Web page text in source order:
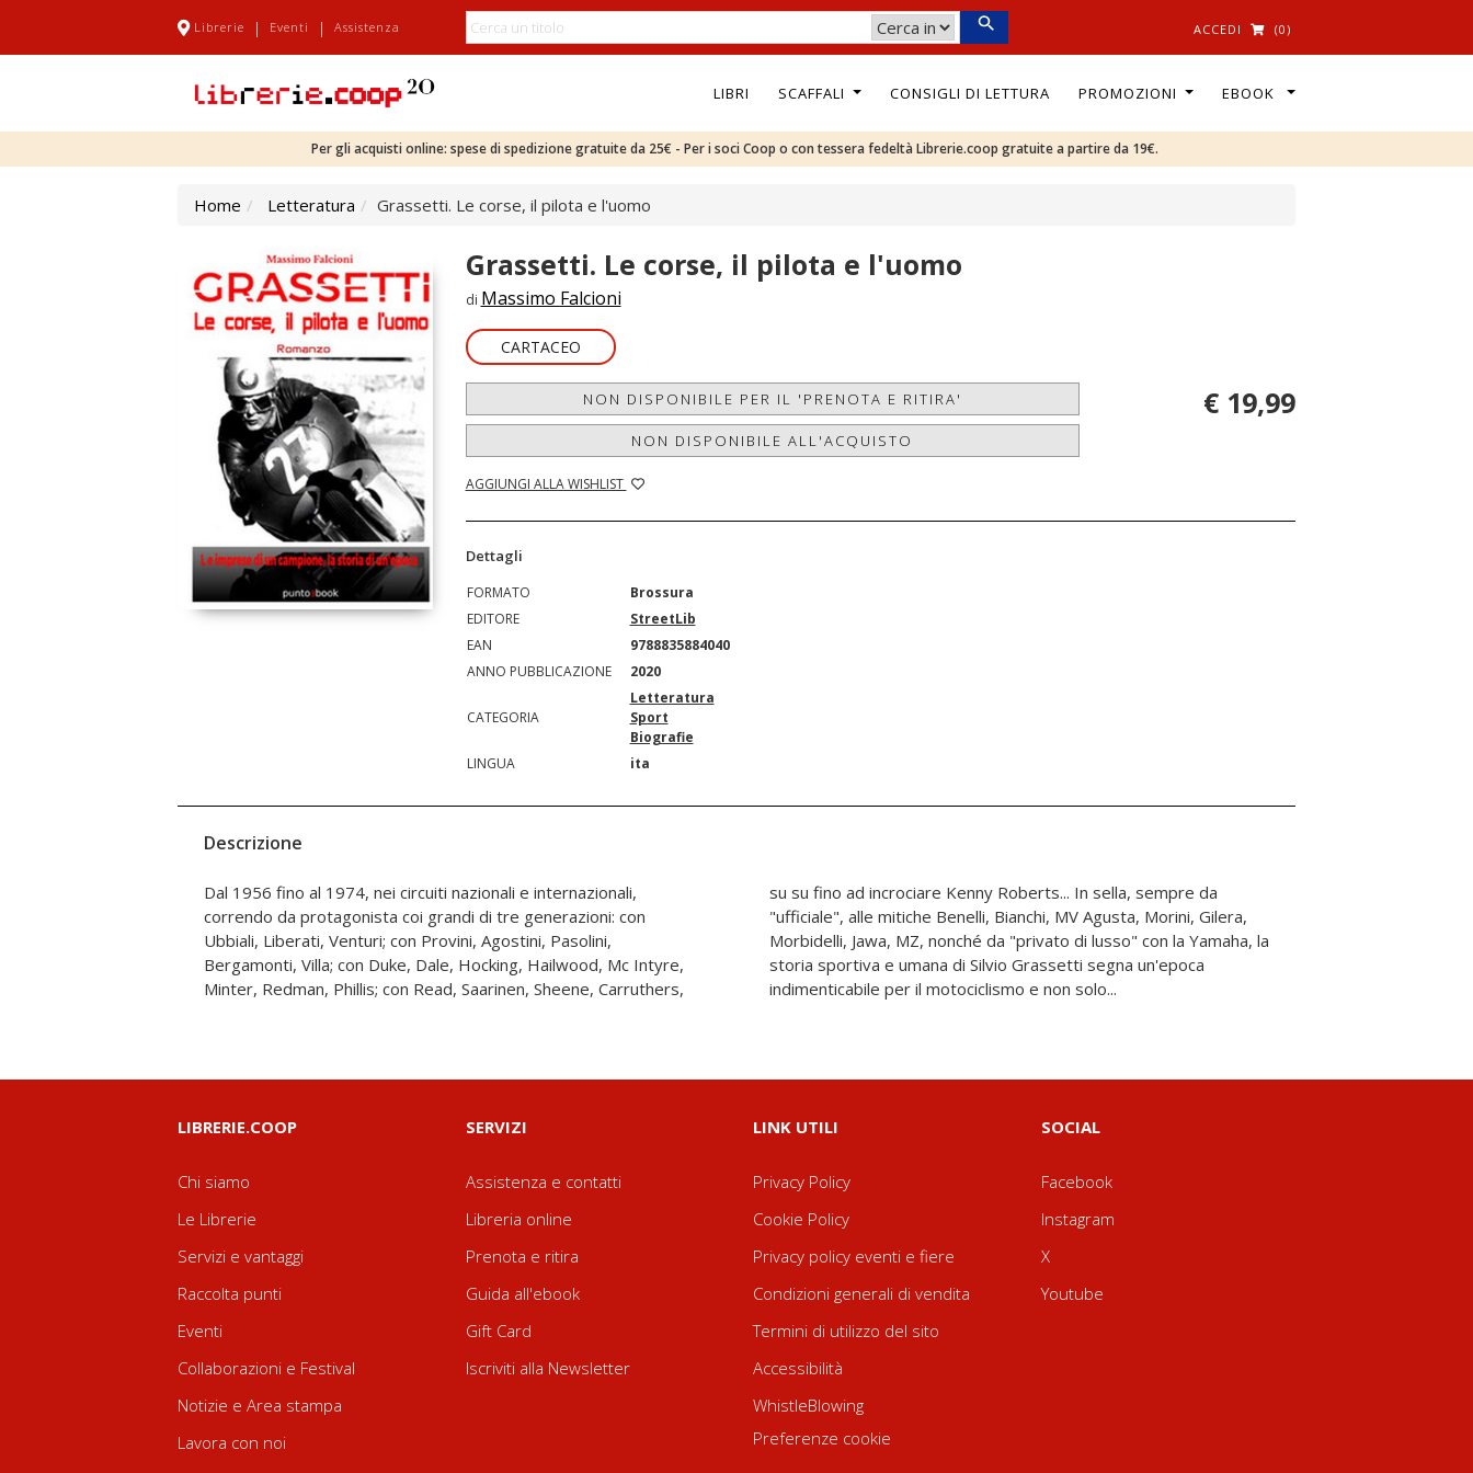
Librerie | Eventi | Assistenza ACCEDI (0)
LIBRI SCAFFALI CONSIGLI DI LETTURA PROMOZIONI EBOOK
Per gli acquisti online: spese di spedizione gratuite da 25€ - Per i soci Coop o con tessera fedeltà Librerie.coop gratuite a partire da 19€.
Home Letteratura Grassetti. Le corse, il pilota e l'uomo
Grassetti. Le corse, il pilota e l'uomo
di Massimo Falcioni
CARTACEO
NON DISPONIBILE PER IL 'PRENOTA E RITIRA'
NON DISPONIBILE ALL'ACQUISTO
AGGIUNGI ALLA WISHLIST
€ 19,99
Dettagli
FORMATO
Brossura
EDITORE
StreetLib
EAN
9788835884040
ANNO PUBBLICAZIONE
2020
CATEGORIA
Letteratura
Sport
Biografie
LINGUA
ita
Descrizione
Dal 1956 fino al 1974, nei circuiti nazionali e internazionali,
correndo da protagonista coi grandi di tre generazioni: con
Ubbiali, Liberati, Venturi; con Provini, Agostini, Pasolini,
Bergamonti, Villa; con Duke, Dale, Hocking, Hailwood, Mc Intyre,
Minter, Redman, Phillis; con Read, Saarinen, Sheene, Carruthers,
su su fino ad incrociare Kenny Roberts... In sella, sempre da
"ufficiale", alle mitiche Benelli, Bianchi, MV Agusta, Morini, Gilera,
Morbidelli, Jawa, MZ, nonché da "privato di lusso" con la Yamaha, la
storia sportiva e umana di Silvio Grassetti segna un'epoca
indimenticabile per il motociclismo e non solo...
LIBRERIE.COOP
Chi siamo
Le Librerie
Servizi e vantaggi
Raccolta punti
Eventi
Collaborazioni e Festival
Notizie e Area stampa
Lavora con noi
SERVIZI
Assistenza e contatti
Libreria online
Prenota e ritira
Guida all'ebook
Gift Card
Iscriviti alla Newsletter
LINK UTILI
Privacy Policy
Cookie Policy
Privacy policy eventi e fiere
Condizioni generali di vendita
Termini di utilizzo del sito
Accessibilità
WhistleBlowing
Preferenze cookie
SOCIAL
Facebook
Instagram
X
Youtube